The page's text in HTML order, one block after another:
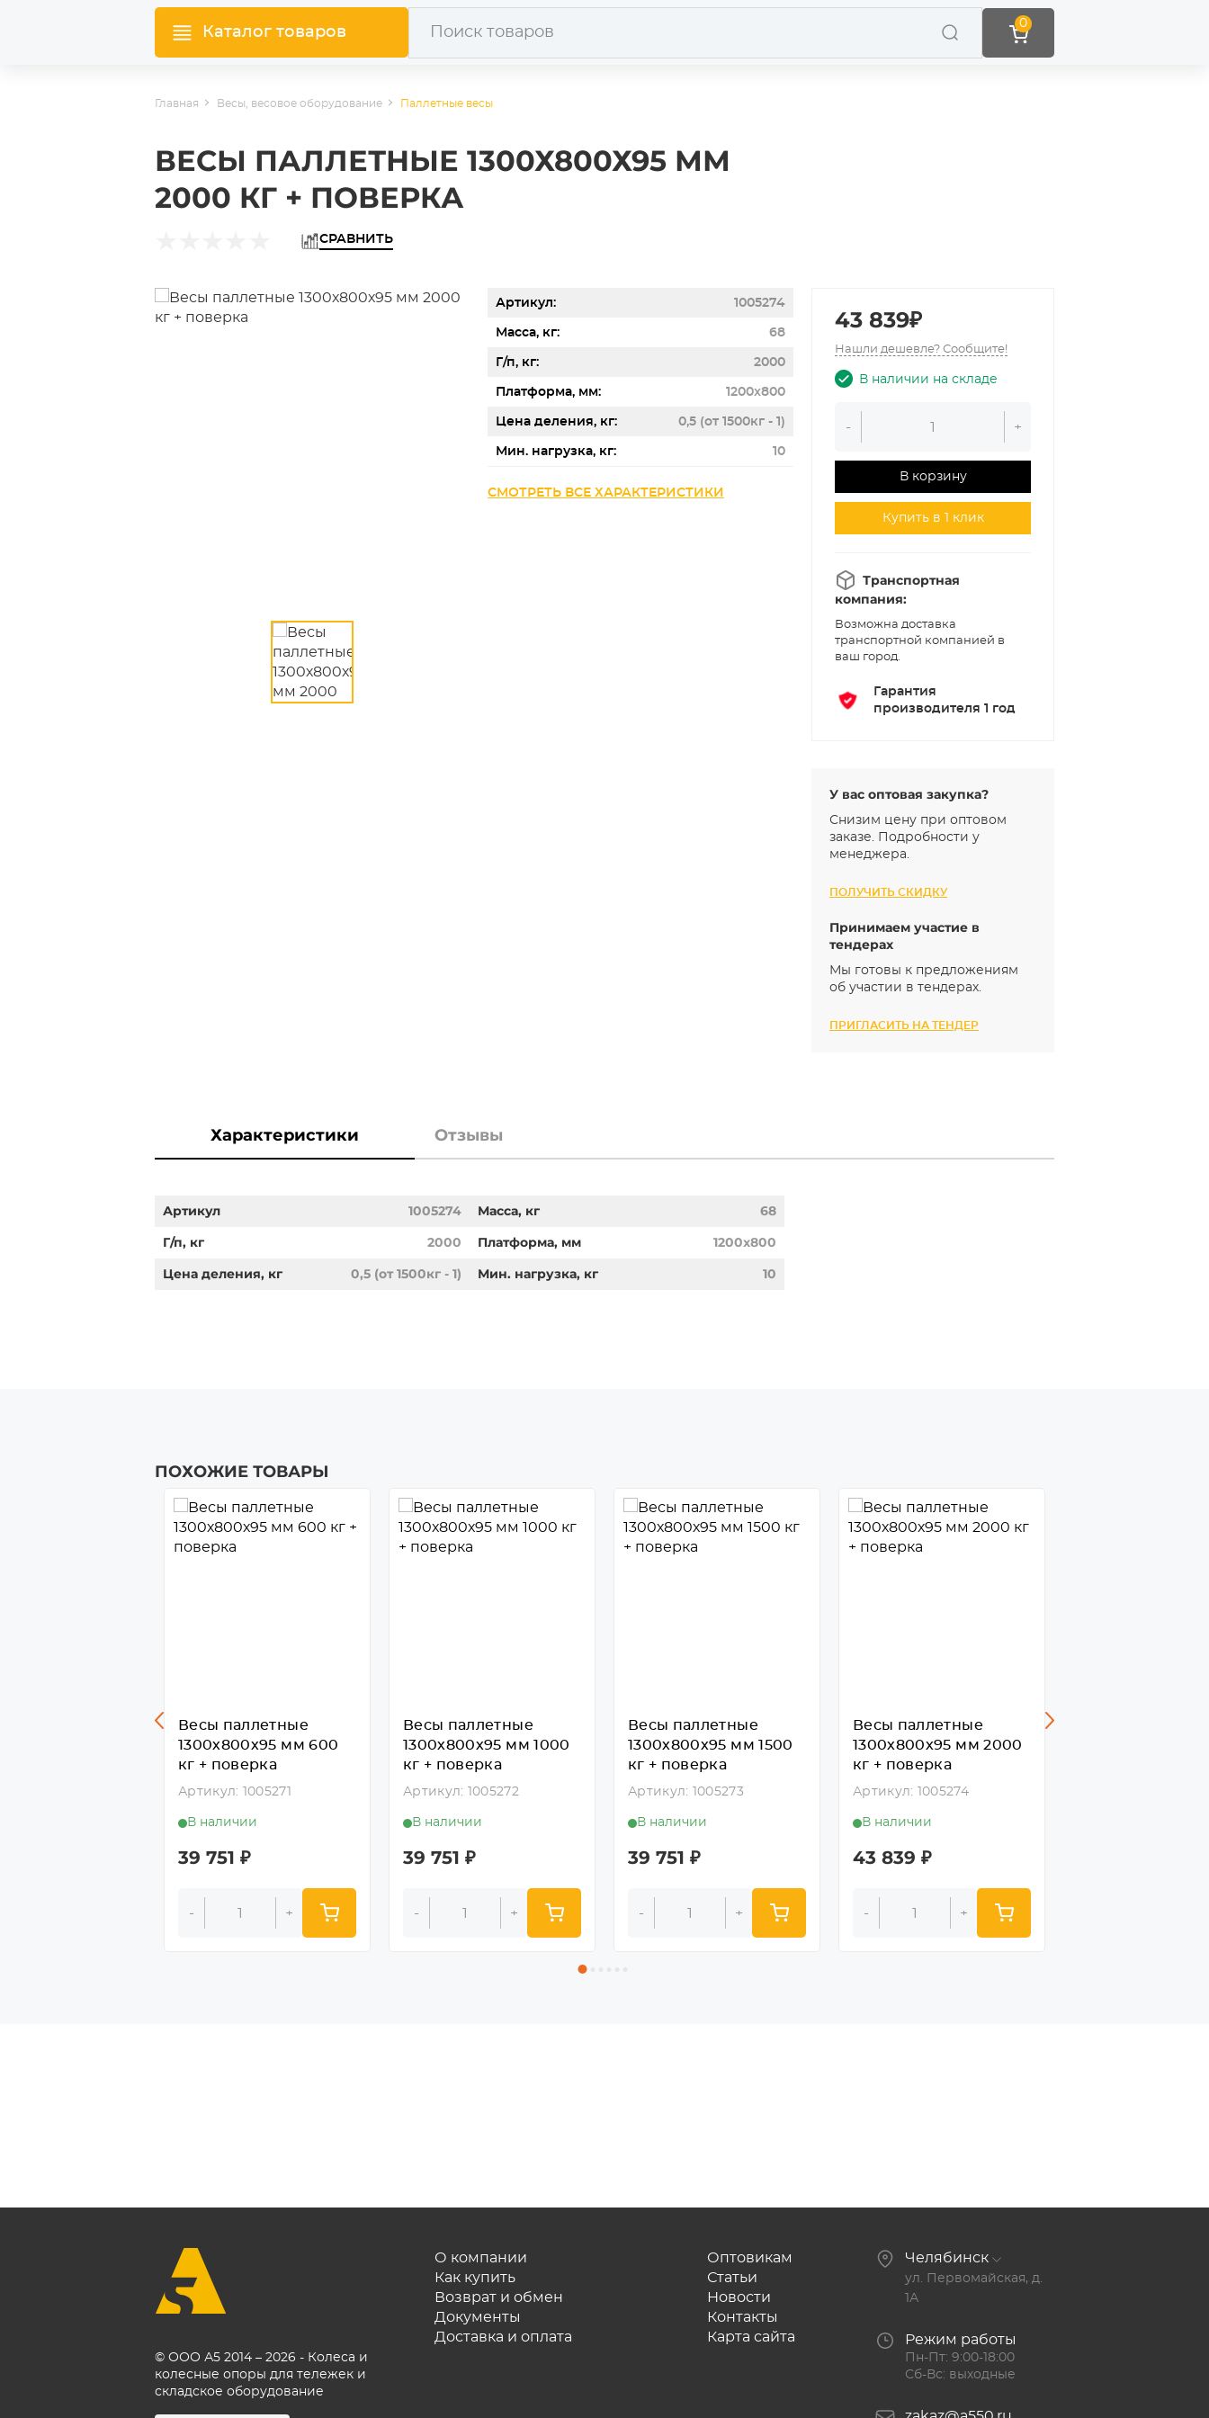
Каталог товаров
0
Главная Весы, весовое оборудование Паллетные весы
ВЕСЫ ПАЛЛЕТНЫЕ 1300Х800Х95 ММ
2000 КГ + ПОВЕРКА
СРАВНИТЬ
Артикул 1005274
Масса, кг 68
Г/п, кг 2000
Платформа, мм 1200x800
Цена деления, кг 0,5 (от 1500кг - 1)
Мин. нагрузка, кг 10
СМОТРЕТЬ ВСЕ ХАРАКТЕРИСТИКИ
43 839₽
Нашли дешевле? Сообщите!
В наличии на складе
- +
В корзину
Купить в 1 клик
Транспортная
компания:
Возможна доставка
транспортной компанией в
ваш город.
Гарантия
производителя 1 год
У вас оптовая закупка?
Снизим цену при оптовом
заказе. Подробности у
менеджера.
ПОЛУЧИТЬ СКИДКУ
Принимаем участие в
тендерах
Мы готовы к предложениям
об участии в тендерах.
ПРИГЛАСИТЬ НА ТЕНДЕР
Характеристики Отзывы
Артикул 1005274 Масса, кг
68
Г/п, кг
2000 Платформа, мм
1200x800
Цена деления, кг
0,5 (от 1500кг - 1) Мин. нагрузка, кг 10
ПОХОЖИЕ ТОВАРЫ
Весы паллетные
1300х800х95 мм 600
кг + поверка
Артикул: 1005271
В наличии
39 751 ₽
- +
Весы паллетные
1300х800х95 мм 1000
кг + поверка
Артикул: 1005272
В наличии
39 751 ₽
- +
Весы паллетные
1300х800х95 мм 1500
кг + поверка
Артикул: 1005273
В наличии
39 751 ₽
- +
Весы паллетные
1300х800х95 мм 2000
кг + поверка
Артикул: 1005274
В наличии
43 839 ₽
- +
© ООО А5 2014 – 2026 - Колеса и
колесные опоры для тележек и
складское оборудование
О компании
Как купить
Возврат и обмен
Документы
Доставка и оплата
Оптовикам
Статьи
Новости
Контакты
Карта сайта
Челябинск
ул. Первомайская, д.
1А
Режим работы
Пн-Пт: 9:00-18:00
Сб-Вс: выходные